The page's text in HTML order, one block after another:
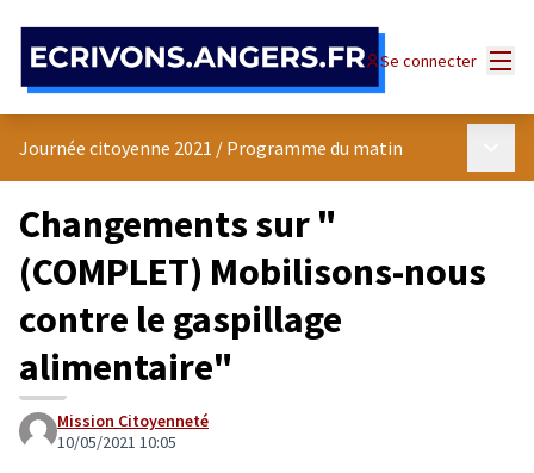
Se connecter
Journée citoyenne 2021 / Programme du matin
Changements sur "
(COMPLET) Mobilisons-nous
contre le gaspillage
alimentaire"
Mission Citoyenneté
10/05/2021 10:05